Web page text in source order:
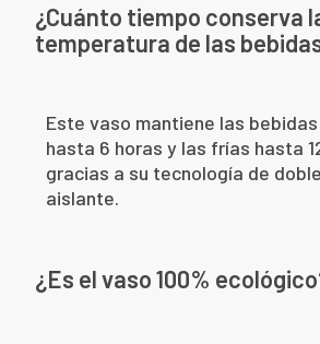
¿Cuánto tiempo conserva
temperatura de las
Este vaso mantiene las
hasta 6 horas y las frías hasta
gracias a su tecnología de
aislante.
¿Es el vaso 100%